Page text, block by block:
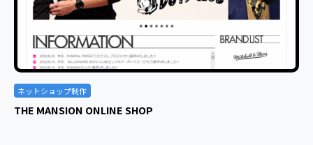
ネットショップ制作
THE MANSION ONLINE SHOP